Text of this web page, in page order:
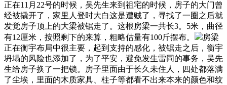
正在11月22号的时候，吴先生来到祖宅的时候，房子的大门曾
经被撬开了，家里人登时大白这是遭贼了，寻找了一圈之后就
发觉房子顶上的大梁被锯走了。这根房梁一共长3。5米，曲径
有12厘米，按照剩下的来算，粗略估量有100斤摆布。
房梁
正在衡宇布局中很主要，起到支持的感化，被锯走之后，衡宇
坍塌的风险也添加了，为了平安，避免发生雷同的事务，吴先
生给房子换了一把锁。房子里面由于长久未住人，四处都落满
了尘埃，里面的木质家具、柱子等都看不出来本来的颜色和纹